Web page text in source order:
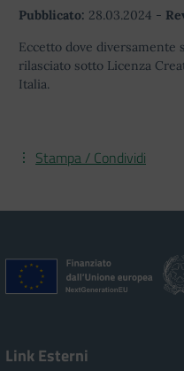
Pubblicato: 28.03.2024 -
Eccetto dove diversamente
rilasciato sotto Licenza
Italia.
Stampa / Condividi
Link Esterni